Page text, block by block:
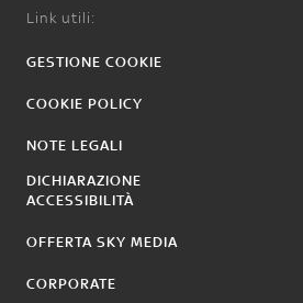
Link utili:
GESTIONE COOKIE
COOKIE POLICY
NOTE LEGALI
DICHIARAZIONE
ACCESSIBILITÀ
OFFERTA SKY MEDIA
CORPORATE